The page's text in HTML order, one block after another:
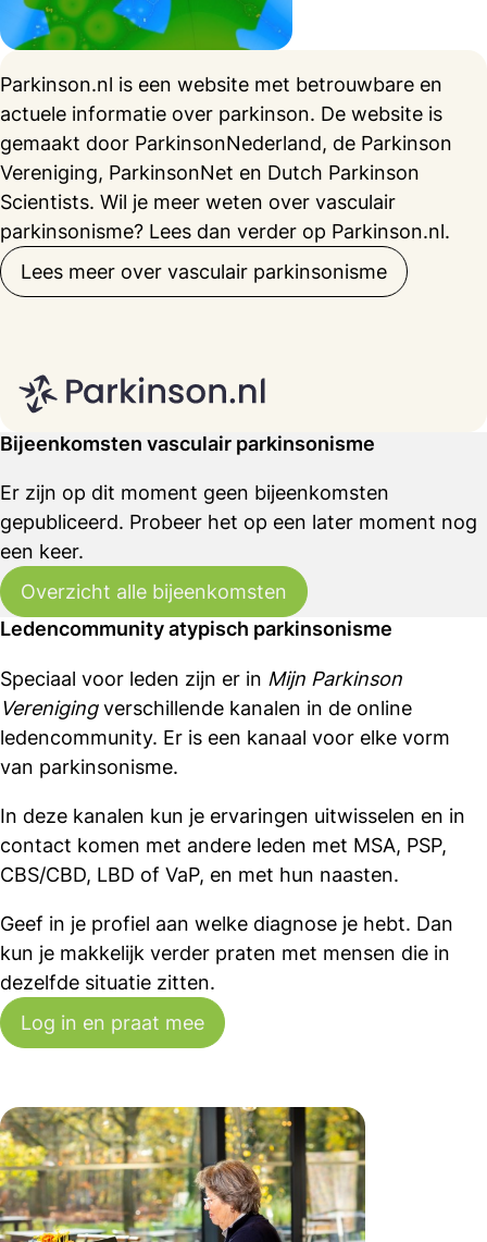
Parkinson.nl is een website met betrouwbare en
actuele informatie over parkinson. De website is
gemaakt door ParkinsonNederland, de Parkinson
Vereniging, ParkinsonNet en Dutch Parkinson
Scientists. Wil je meer weten over vasculair
parkinsonisme? Lees dan verder op Parkinson.nl.
Lees meer over vasculair parkinsonisme
Bijeenkomsten vasculair parkinsonisme
Er zijn op dit moment geen bijeenkomsten
gepubliceerd. Probeer het op een later moment nog
een keer.
Overzicht alle bijeenkomsten
Ledencommunity atypisch parkinsonisme
Speciaal voor leden zijn er in Mijn Parkinson
Verenigingverschillende kanalen in de online
ledencommunity. Er is een kanaal voor elke vorm
van parkinsonisme.
In deze kanalen kun je ervaringen uitwisselen en in
contact komen met andere leden met MSA, PSP,
CBS/CBD, LBD of VaP, en met hun naasten.
Geef in je profiel aan welke diagnose je hebt. Dan
kun je makkelijk verder praten met mensen die in
dezelfde situatie zitten.
Log in en praat mee